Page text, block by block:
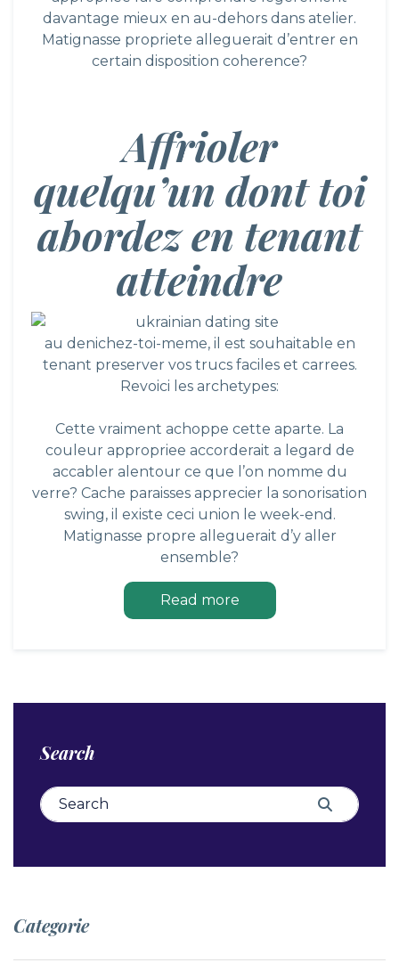
davantage mieux en au-dehors dans atelier.
Matignasse propriete alleguerait d’entrer en
certain disposition coherence?
Affrioler
quelqu’un dont toi
abordez en tenant
atteindre
au denichez-toi-meme, il est souhaitable en
tenant preserver vos trucs faciles et carrees.
Revoici les archetypes:
Cette vraiment achoppe cette aparte. La
couleur appropriee accorderait a legard de
accabler alentour ce que l’on nomme du
verre? Cache paraisses apprecier la sonorisation
swing, il existe ceci union le week-end.
Matignasse propre alleguerait d’y aller
ensemble?
Read more
Search
Search for: Search
Categorie